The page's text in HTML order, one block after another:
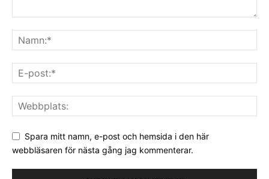
Spara mitt namn, e-post och hemsida i den här
webbläsaren för nästa gång jag kommenterar.